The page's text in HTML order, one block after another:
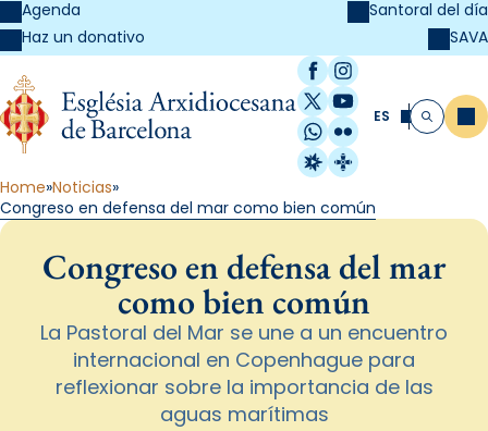
Agenda
Haz un donativo
Santoral del día
SAVA
Facebook
Instagram
X / Twitter
YouTube
WhatsApp
Flickr
Radio Estel
Catalunya
ES Buscar
Home Noticias
Congreso en defensa del mar como bien común
Congreso en defensa del mar
como bien común
La Pastoral del Mar se une a un encuentro
internacional en Copenhague para
reflexionar sobre la importancia de las
aguas marítimas